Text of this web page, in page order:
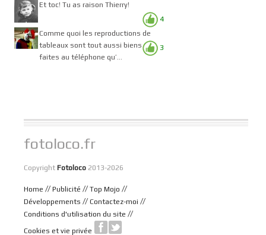
4
Et toc! Tu as raison Thierry!
3
Comme quoi les reproductions de
tableaux sont tout aussi biens
faites au téléphone qu’...
fotoloco.fr
Copyright Fotoloco 2013-2026
Home // Publicité // Top Mojo //
Développements // Contactez-moi //
Conditions d'utilisation du site //
Cookies et vie privée